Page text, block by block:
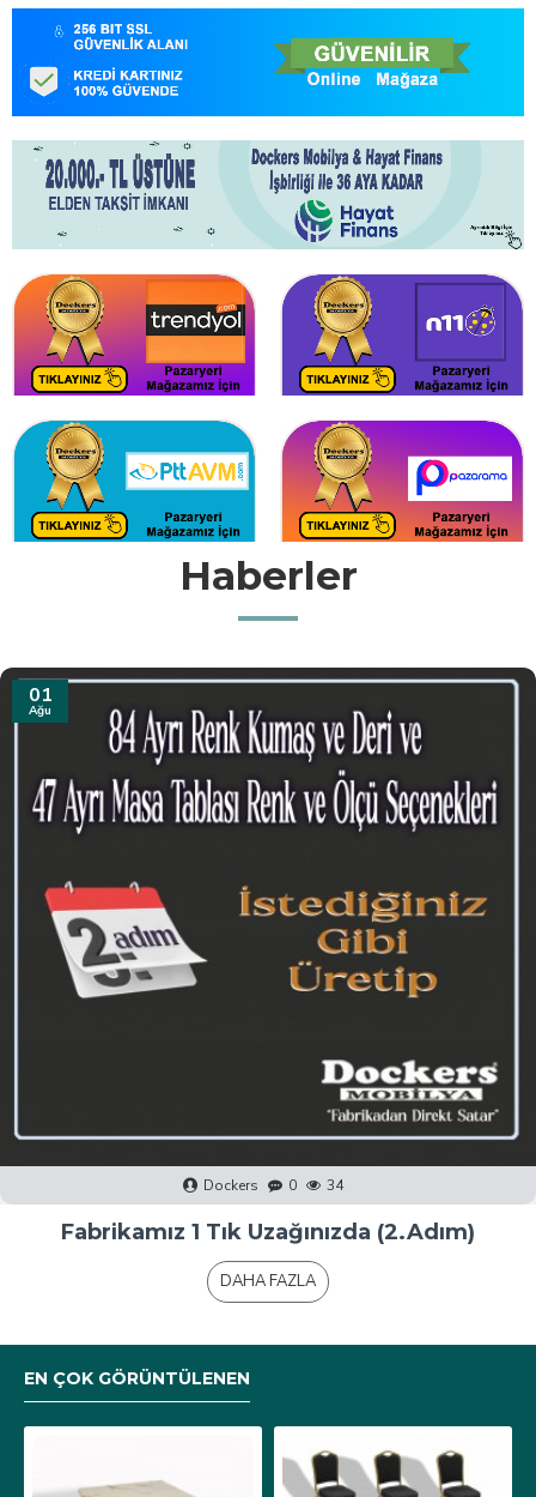
Haberler
31
Tem
Dockers 0 40
Fabrikamız 1 Tık Uzağınızda (1.Adım)
DAHA FAZLA
EN ÇOK GÖRÜNTÜLENEN